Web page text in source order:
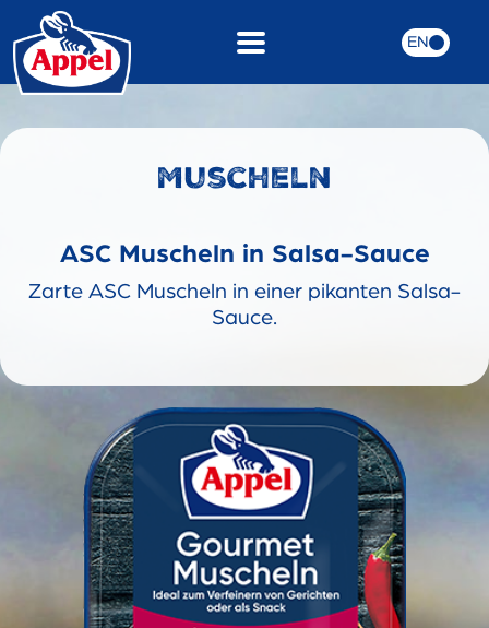
EN
Muscheln
ASC Muscheln in Salsa-Sauce
Zarte ASC Muscheln in einer pikanten Salsa-
Sauce.